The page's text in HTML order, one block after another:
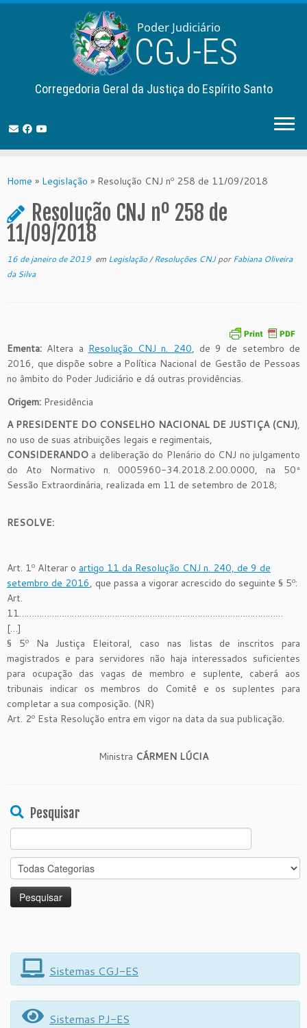
to
Corregedoria Geral da Justiça do Espírito Santo
Home » Legislação » Resolução CNJ nº 258 de 11/09/2018
Resolução CNJ nº 258 de
11/09/2018
16 de janeiro de 2019 em Legislação/Resoluções CNJporFabiana Oliveira
da Silva
Ementa: Altera a Resolução CNJ n. 240, de 9 de setembro de
2016, que dispõe sobre a Política Nacional de Gestão de Pessoas
no âmbito do Poder Judiciário e dá outras providências.
Origem: Presidência
A PRESIDENTE DO CONSELHO NACIONAL DE JUSTIÇA (CNJ),
no uso de suas atribuições legais e regimentais,
CONSIDERANDO a deliberação do Plenário do CNJ no julgamento
do Ato Normativo n. 0005960-34.2018.2.00.0000, na 50ª
Sessão Extraordinária, realizada em 11 de setembro de 2018;
RESOLVE:
Art. 1º Alterar o artigo 11 da Resolução CNJ n. 240, de 9 de
setembro de 2016, que passa a vigorar acrescido do seguinte § 5º:
Art.
11……………………………………………………………………………………………
[…]
§ 5º Na Justiça Eleitoral, caso nas listas de inscritos para
magistrados e para servidores não haja interessados suficientes
para ocupação das vagas de membro e suplente, caberá aos
tribunais indicar os membros do Comitê e os suplentes para
completar a sua composição. (NR)
Art. 2º Esta Resolução entra em vigor na data da sua publicação.
Ministra CÁRMEN LÚCIA
Pesquisar
Search
for:
Sistemas CGJ-ES
Sistemas PJ-ES